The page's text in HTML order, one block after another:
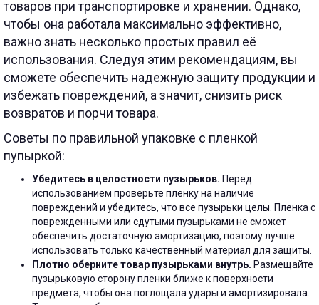
товаров при транспортировке и хранении. Однако,
чтобы она работала максимально эффективно,
важно знать несколько простых правил её
использования. Следуя этим рекомендациям, вы
сможете обеспечить надежную защиту продукции и
избежать повреждений, а значит, снизить риск
возвратов и порчи товара.
Советы по правильной упаковке с пленкой
пупыркой:
Убедитесь в целостности пузырьков. Перед
использованием проверьте пленку на наличие
повреждений и убедитесь, что все пузырьки целы. Пленка с
поврежденными или сдутыми пузырьками не сможет
обеспечить достаточную амортизацию, поэтому лучше
использовать только качественный материал для защиты.
Плотно оберните товар пузырьками внутрь. Размещайте
пузырьковую сторону пленки ближе к поверхности
предмета, чтобы она поглощала удары и амортизировала.